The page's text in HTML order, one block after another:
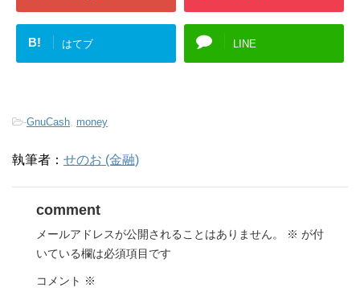
B! はてブ LINE
-GnuCash, money
執筆者： せのお (金融)
comment
メールアドレスが公開されることはありません。 ※ が付
いている欄は必須項目です
コメント ※